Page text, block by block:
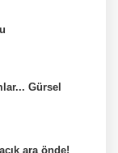
Gürsel
ara önde!